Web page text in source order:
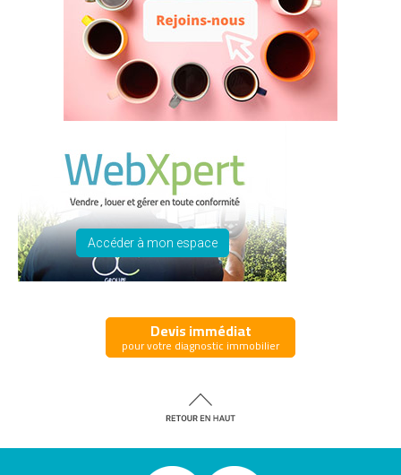
Accéder à mon espace
Devis immédiat
pour votre diagnostic immobilier